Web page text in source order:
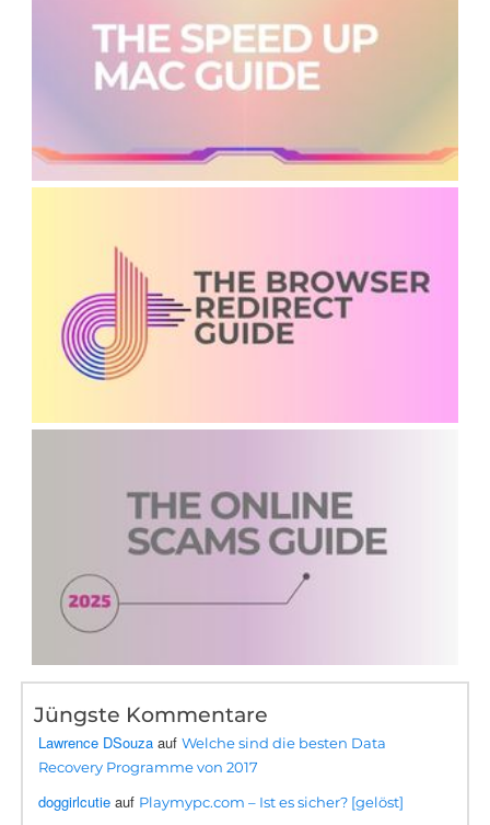
Jüngste Kommentare
Lawrence DSouza aufWelche sind die besten Data
Recovery Programme von 2017
doggirlcutie auf Playmypc.com – Ist es sicher? [gelöst]